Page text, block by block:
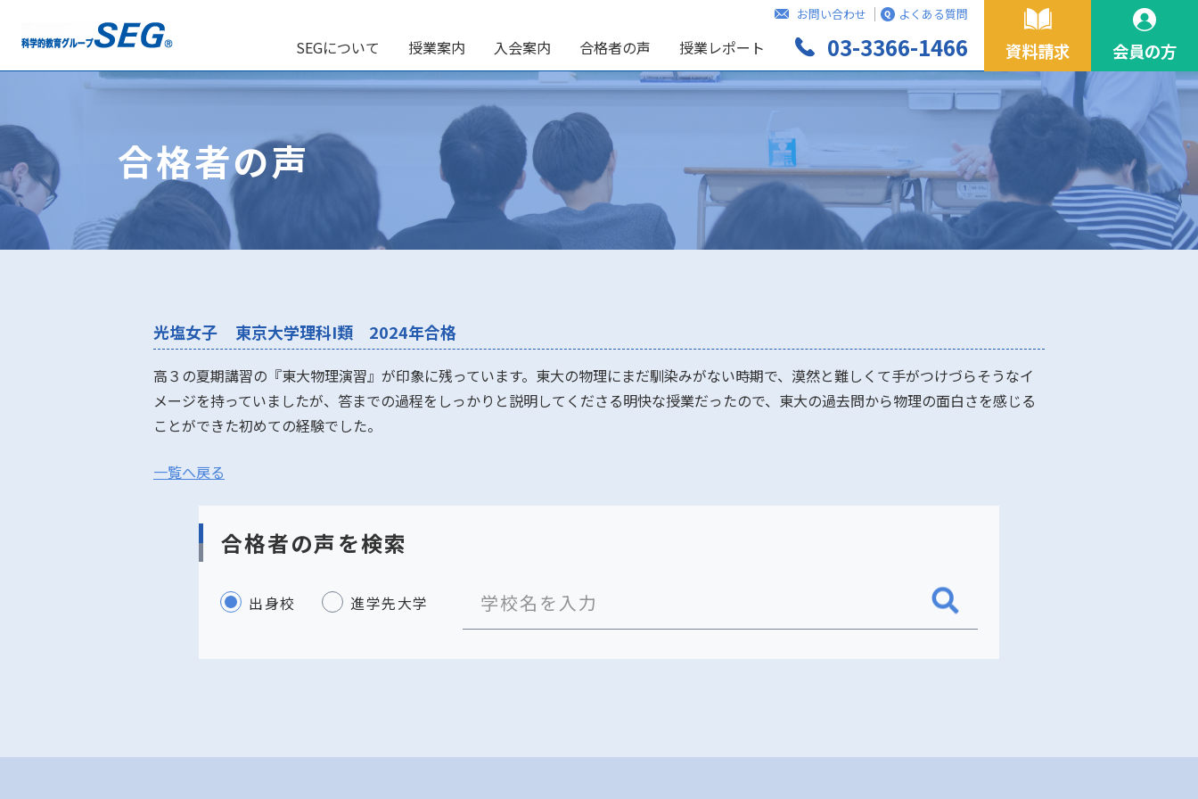
SEGについて 授業案内 入会案内 合格者の声 授業レポート
お問い合わせ よくある質問
03-3366-1466 資料請求 会員の方
合格者の声
光塩女子 東京大学理科I類 2024年合格
高３の夏期講習の『東大物理演習』が印象に残っています。東大の物理にまだ馴染みがない時期で、漠然と難しくて手がつけづらそうなイ
メージを持っていましたが、答までの過程をしっかりと説明してくださる明快な授業だったので、東大の過去問から物理の面白さを感じる
ことができた初めての経験でした。
一覧へ戻る
合格者の声を検索
出身校 進学先大学